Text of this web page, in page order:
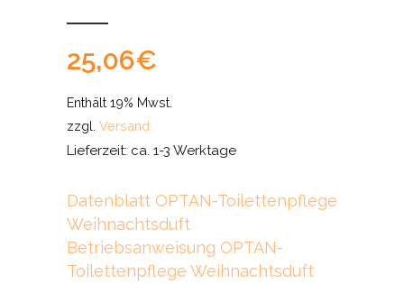
25,06€
Enthält 19% Mwst.
zzgl. Versand
Lieferzeit: ca. 1-3 Werktage
Datenblatt OPTAN-Toilettenpflege
Weihnachtsduft
Betriebsanweisung OPTAN-
Toilettenpflege Weihnachtsduft